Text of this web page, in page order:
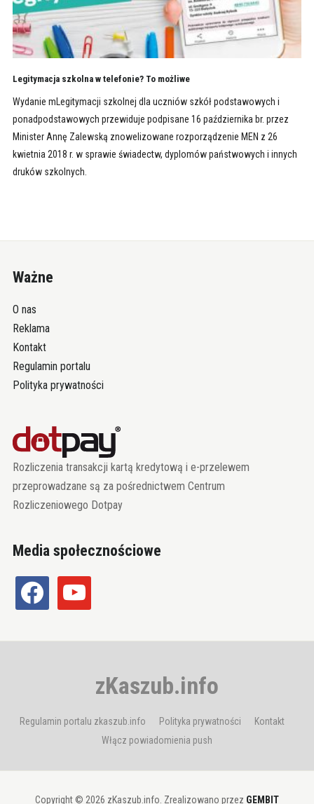
Legitymacja szkolna w telefonie? To możliwe
Wydanie mLegitymacji szkolnej dla uczniów szkół podstawowych i
ponadpodstawowych przewiduje podpisane 16 października br. przez
Minister Annę Zalewską znowelizowane rozporządzenie MEN z 26
kwietnia 2018 r. w sprawie świadectw, dyplomów państwowych i innych
druków szkolnych.
Ważne
O nas
Reklama
Kontakt
Regulamin portalu
Polityka prywatności
Rozliczenia transakcji kartą kredytową i e-przelewem
przeprowadzane są za pośrednictwem Centrum
Rozliczeniowego Dotpay
Media społecznościowe
facebook youtube
zKaszub.info
Regulamin portalu zkaszub.info Polityka prywatności
Kontakt
Włącz powiadomienia push
Copyright © 2026 zKaszub.info. Zrealizowano przez GEMBIT